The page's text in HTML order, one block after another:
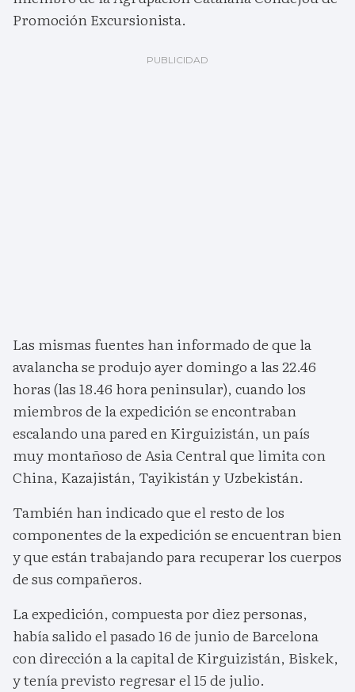
Promoción Excursionista.
Las mismas fuentes han informado de que la
avalancha se produjo ayer domingo a las 22.46
horas (las 18.46 hora peninsular), cuando los
miembros de la expedición se encontraban
escalando una pared en Kirguizistán, un país
muy montañoso de Asia Central que limita con
China, Kazajistán, Tayikistán y Uzbekistán.
También han indicado que el resto de los
componentes de la expedición se encuentran bien
y que están trabajando para recuperar los cuerpos
de sus compañeros.
La expedición, compuesta por diez personas,
había salido el pasado 16 de junio de Barcelona
con dirección a la capital de Kirguizistán, Biskek,
y tenía previsto regresar el 15 de julio.